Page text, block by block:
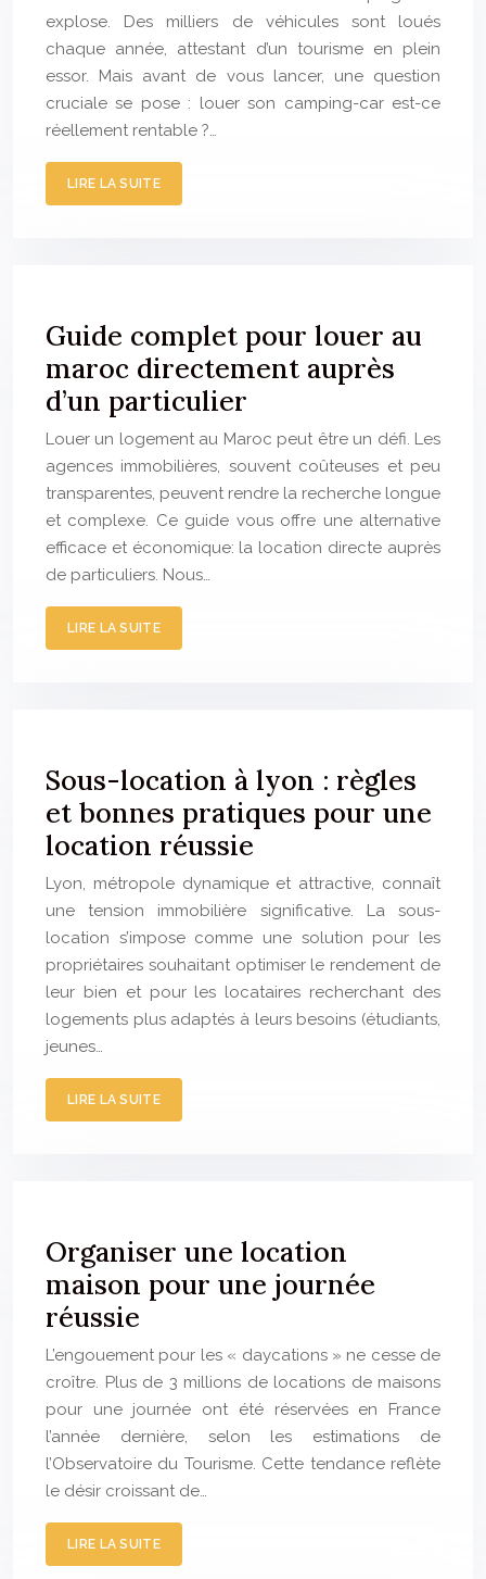
explose. Des milliers de véhicules sont loués
chaque année, attestant d’un tourisme en plein
essor. Mais avant de vous lancer, une question
cruciale se pose : louer son camping-car est-ce
réellement rentable ?…
LIRE LA SUITE
Guide complet pour louer au
maroc directement auprès
d’un particulier
Louer un logement au Maroc peut être un défi. Les
agences immobilières, souvent coûteuses et peu
transparentes, peuvent rendre la recherche longue
et complexe. Ce guide vous offre une alternative
efficace et économique: la location directe auprès
de particuliers. Nous…
LIRE LA SUITE
Sous-location à lyon : règles
et bonnes pratiques pour une
location réussie
Lyon, métropole dynamique et attractive, connaît
une tension immobilière significative. La sous-
location s’impose comme une solution pour les
propriétaires souhaitant optimiser le rendement de
leur bien et pour les locataires recherchant des
logements plus adaptés à leurs besoins (étudiants,
jeunes…
LIRE LA SUITE
Organiser une location
maison pour une journée
réussie
L’engouement pour les « daycations » ne cesse de
croître. Plus de 3 millions de locations de maisons
pour une journée ont été réservées en France
l’année dernière, selon les estimations de
l’Observatoire du Tourisme. Cette tendance reflète
le désir croissant de…
LIRE LA SUITE